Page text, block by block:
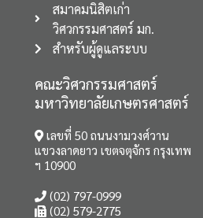
สมาคมนิสิตเก่า
วิศวกรรมศาสตร์ มก.
สำหรับผู้ดูแลระบบ
คณะวิศวกรรมศาสตร์
มหาวิทยาลัยเกษตรศาสตร์
เลขที่ 50 ถนนงามวงศ์วาน
แขวงลาดยาว เขตจตุจักร กรุงเทพ
ฯ 10900
(02) 797-0999
(02) 579-2775